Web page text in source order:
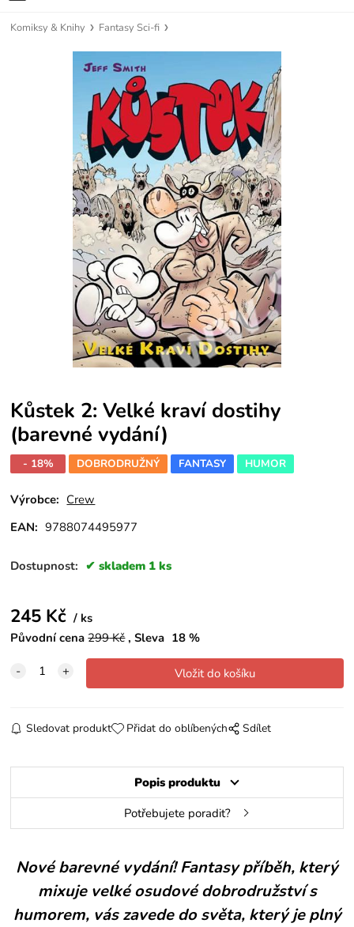
Komiksy & Knihy Fantasy Sci-fi
Kůstek 2: Velké kraví dostihy
(barevné vydání)
- 18% DOBRODRUŽNÝ FANTASY HUMOR
Výrobce: Crew
EAN: 9788074495977
Dostupnost: skladem 1 ks
245 Kč
ks
Původní cena 299Kč Sleva 18 %
Sledovat produkt Přidat do oblíbených Sdílet
Popis produktu
Potřebujete poradit?
Nové barevné vydání! Fantasy příběh, který
mixuje velké osudové dobrodružství s
humorem, vás zavede do světa, který je plný